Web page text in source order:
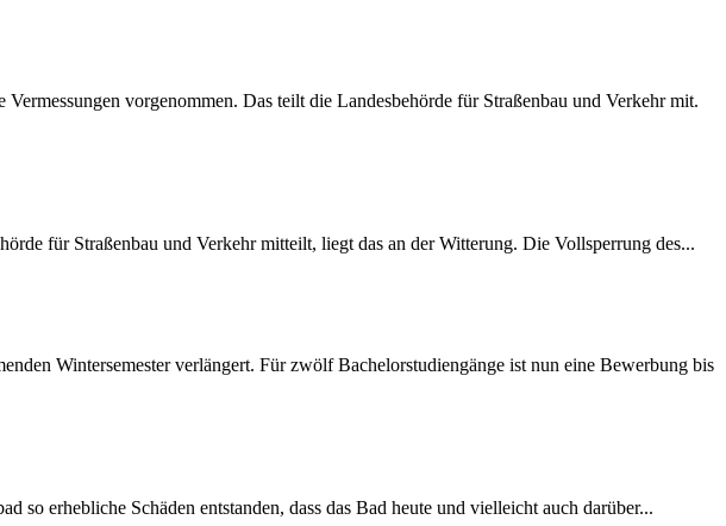
vorgenommen. Das teilt die Landesbehörde für Straßenbau und Verkehr mit.
für Straßenbau und Verkehr mitteilt, liegt das an der Witterung. Die Vollsperrung des...
Wintersemester verlängert. Für zwölf Bachelorstudiengänge ist nun eine Bewerbung bis
erhebliche Schäden entstanden, dass das Bad heute und vielleicht auch darüber...